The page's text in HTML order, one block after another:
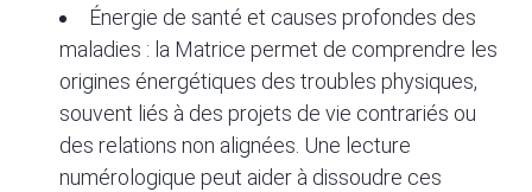
Énergie de santé et causes profondes des
maladies : la Matrice permet de comprendre les
origines énergétiques des troubles physiques,
souvent liés à des projets de vie contrariés ou
des relations non alignées. Une lecture
numérologique peut aider à dissoudre ces